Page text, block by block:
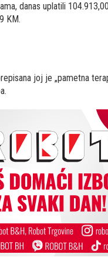
danas uplatili
KM.
joj je „pametna